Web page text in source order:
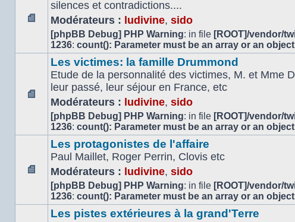
Aucun
message
non
silences et contradictions....
Modérateurs : ludivine, sido
[phpBB Debug] PHP Warning: in file [ROOT]/vendor/
1236: count(): Parameter must be an array or an
Aucun
message
non
lu
Les victimes: la famille Drummond
Etude de la personnalité des victimes, M. et Mme
leur passé, leur séjour en France, etc
Modérateurs : ludivine, sido
[phpBB Debug] PHP Warning: in file [ROOT]/vendor/
1236: count(): Parameter must be an array or an
Aucun
message
non
Les protagonistes de l'affaire
Paul Maillet, Roger Perrin, Clovis etc
Modérateurs : ludivine, sido
[phpBB Debug] PHP Warning: in file [ROOT]/vendor/
1236: count(): Parameter must be an array or an
Les pistes extérieures à la grand'Terre